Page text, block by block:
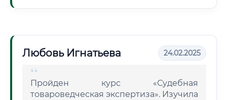
Любовь Игнатьева 24.02.2025
Пройден курс «Судебная
товароведческая экспертиза». Изучила